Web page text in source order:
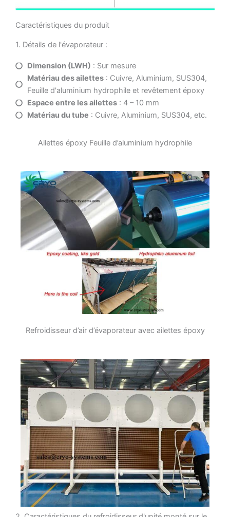
Caractéristiques du produit
1. Détails de l'évaporateur :
Dimension (LWH) : Sur mesure
Matériau des ailettes: Cuivre, Aluminium, SUS304,
Feuille d'aluminium hydrophile et revêtement époxy
Espace entre les ailettes: 4 – 10 mm
Matériau du tube : Cuivre, Aluminium, SUS304, etc.
Ailettes époxy Feuille d’aluminium hydrophile
Refroidisseur d’air d’évaporateur avec ailettes époxy